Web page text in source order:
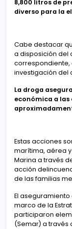
8,800 litros de
diverso para la
Cabe destacar
a disposición del
correspondiente,
investigación del
La droga
económica a
Estas acciones
marítima, aérea
Marina a través
acción
de las familias
El
marco de la
participaron
(Semar) a través